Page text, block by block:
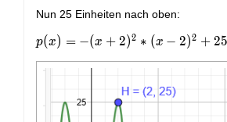
(x-2)^2
Nun 25 Einheiten nach oben:
p(x)=-
(x+2)^2*
(x-
p(x) = −(x + 2)2 ∗ (x − 2)2 + 25